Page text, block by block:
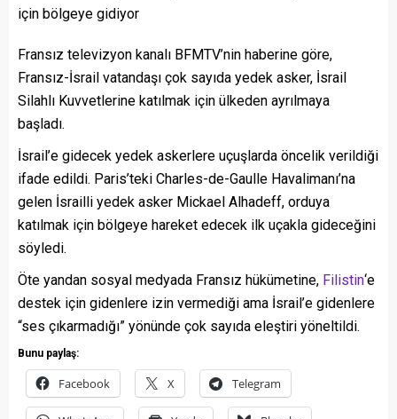
için bölgeye gidiyor
Fransız televizyon kanalı BFMTV’nin haberine göre,
Fransız-İsrail vatandaşı çok sayıda yedek asker, İsrail
Silahlı Kuvvetlerine katılmak için ülkeden ayrılmaya
başladı.
İsrail’e gidecek yedek askerlere uçuşlarda öncelik verildiği
ifade edildi. Paris’teki Charles-de-Gaulle Havalimanı’na
gelen İsrailli yedek asker Mickael Alhadeff, orduya
katılmak için bölgeye hareket edecek ilk uçakla gideceğini
söyledi.
Öte yandan sosyal medyada Fransız hükümetine, Filistin‘e
destek için gidenlere izin vermediği ama İsrail’e gidenlere
“ses çıkarmadığı” yönünde çok sayıda eleştiri yöneltildi.
Bunu paylaş:
Facebook X Telegram